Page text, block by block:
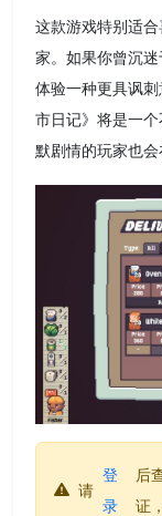
这款游戏特别适
家。如果你曾沉
体验一种更具讽
市日记》将是一
默剧情的玩家也会
请
登
录
后
证